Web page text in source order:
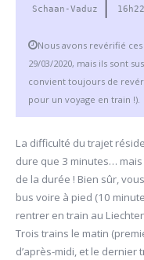
Schaan-Vaduz
16h22
Nous avons revérifié
29/03/2020, mais ils sont
convient toujours de
pour un voyage en train !).
La difficulté du trajet
dure que 3 minutes…
de la durée ! Bien sûr,
bus voire à pied (10
rentrer en train au
Trois trains le matin
d’après-midi, et le dernier